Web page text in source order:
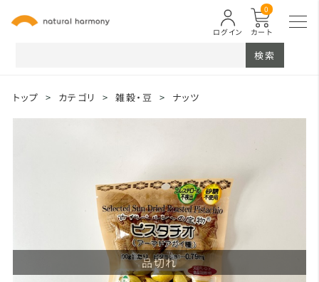
カート
0
ログイン
検索
トップ > カテゴリ > 雑穀・豆 > ナッツ
品切れ